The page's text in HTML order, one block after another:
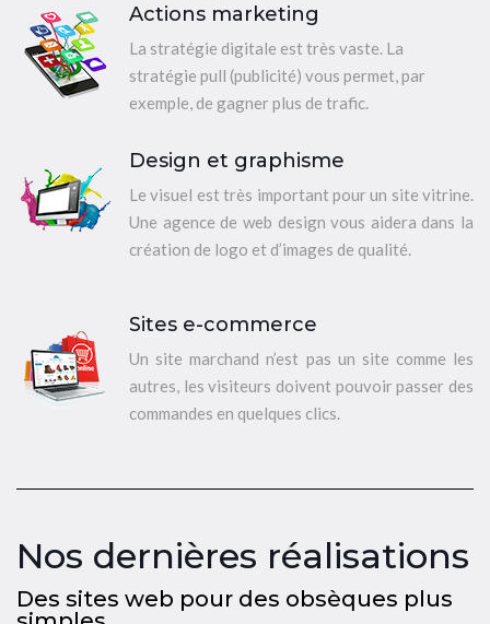
Actions marketing
La stratégie digitale est très vaste. La
stratégie pull (publicité) vous permet, par
exemple, de gagner plus de trafic.
Design et graphisme
Le visuel est très important pour un site vitrine.
Une agence de web design vous aidera dans la
création de logo et d’images de qualité.
Sites e-commerce
Un site marchand n’est pas un site comme les
autres, les visiteurs doivent pouvoir passer des
commandes en quelques clics.
Nos dernières réalisations
Des sites web pour des obsèques plus